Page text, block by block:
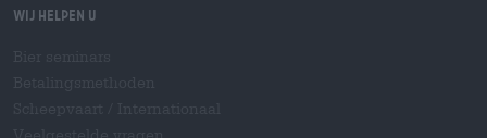
Wij helpen u